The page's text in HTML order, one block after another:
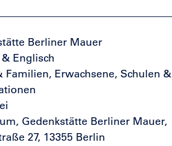
Berliner Mauer
Englisch
Familien, Erwachsene, Schulen &
Gedenkstätte Berliner Mauer,
27, 13355 Berlin